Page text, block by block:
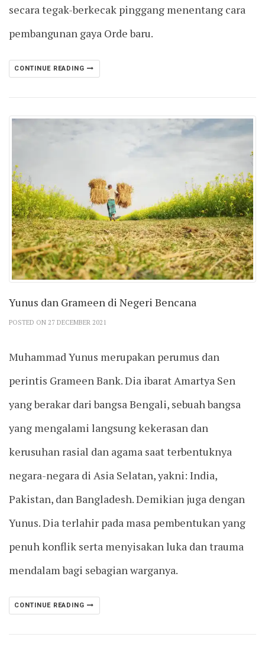
secara tegak-berkecak pinggang menentang cara
pembangunan gaya Orde baru.
CONTINUE READING
Yunus dan Grameen di Negeri Bencana
POSTED ON 27 DECEMBER 2021
Muhammad Yunus merupakan perumus dan
perintis Grameen Bank. Dia ibarat Amartya Sen
yang berakar dari bangsa Bengali, sebuah bangsa
yang mengalami langsung kekerasan dan
kerusuhan rasial dan agama saat terbentuknya
negara-negara di Asia Selatan, yakni: India,
Pakistan, dan Bangladesh. Demikian juga dengan
Yunus. Dia terlahir pada masa pembentukan yang
penuh konflik serta menyisakan luka dan trauma
mendalam bagi sebagian warganya.
CONTINUE READING